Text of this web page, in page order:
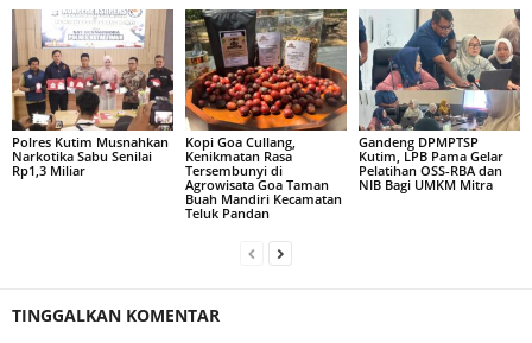
Polres Kutim Musnahkan
Narkotika Sabu Senilai
Rp1,3 Miliar
Kopi Goa Cullang,
Kenikmatan Rasa
Tersembunyi di
Agrowisata Goa Taman
Buah Mandiri Kecamatan
Teluk Pandan
Gandeng DPMPTSP
Kutim, LPB Pama Gelar
Pelatihan OSS-RBA dan
NIB Bagi UMKM Mitra
TINGGALKAN KOMENTAR